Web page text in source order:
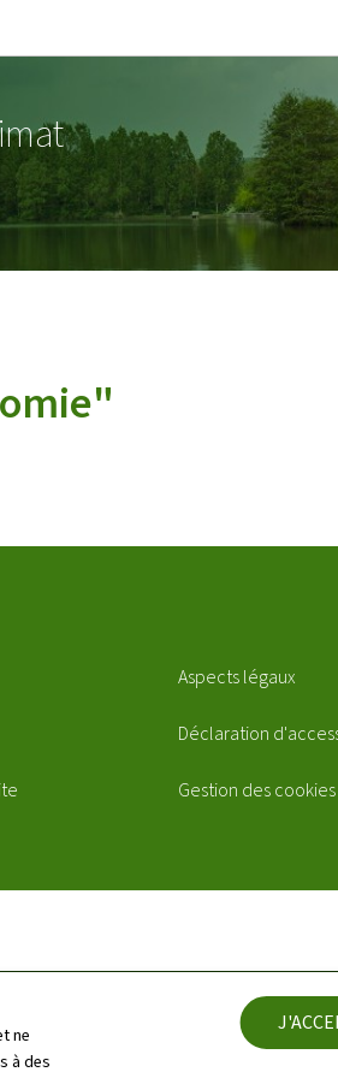
ne
à des
Aspects légaux
Déclaration
Gestion des cookies